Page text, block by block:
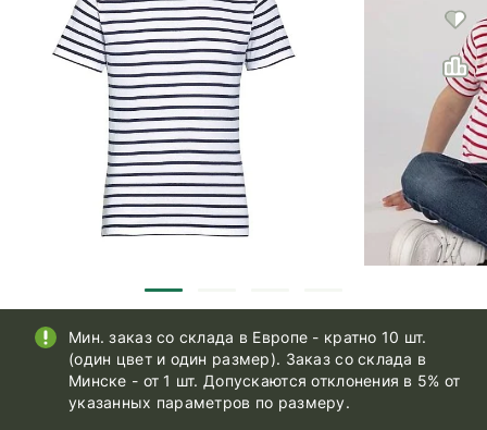
Мин. заказ со склада в Европе - кратно 10 шт.
(один цвет и один размер). Заказ со склада в
Минске - от 1 шт. Допускаются отклонения в 5% от
указанных параметров по размеру.